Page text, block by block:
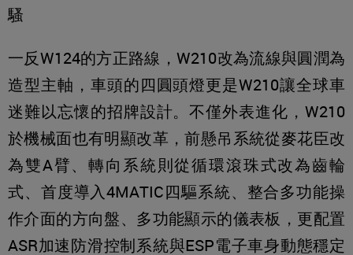
騷
一反W124的方正路線，W210改為流線與圓潤為
造型主軸，車頭的四圓頭燈更是W210讓全球車
迷難以忘懷的招牌設計。不僅外表進化，W210
於機械面也有明顯改革，前懸吊系統從麥花臣改
為雙A臂、轉向系統則從循環滾珠式改為齒輪
式、首度導入4MATIC四驅系統、整合多功能操
作介面的方向盤、多功能顯示的儀表板，更配置
ASR加速防滑控制系統與ESP電子車身動態穩定